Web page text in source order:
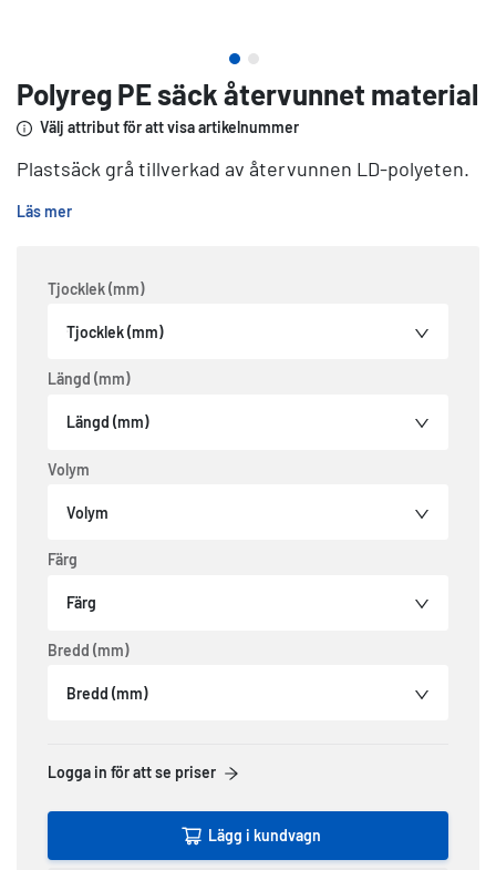
Polyreg PE säck återvunnet material
Välj attribut för att visa artikelnummer
Plastsäck grå tillverkad av återvunnen LD-polyeten.
Läs mer
Tjocklek (mm)
Tjocklek (mm)
Längd (mm)
Längd (mm)
Volym
Volym
Färg
Färg
Bredd (mm)
Bredd (mm)
Logga in för att se priser
Lägg i kundvagn